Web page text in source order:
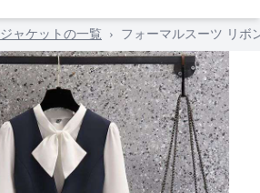
ジャケットの一覧 › フォーマルスーツ リボ